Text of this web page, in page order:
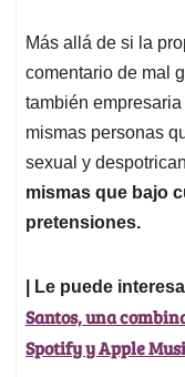
Más allá de si la
comentario de mal
también
mismas personas
sexual y
mismas que bajo
pretensiones.
| Le puede
Santos, una
Spotify y Apple